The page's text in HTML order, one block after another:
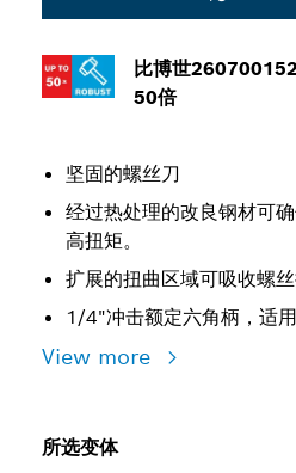
比博世
50倍
坚固的螺丝刀
经过热处理的改良钢材可
高扭矩。
扩展的扭曲区域可吸收螺
1/4"冲击额定六角柄，适
View more
所选变体